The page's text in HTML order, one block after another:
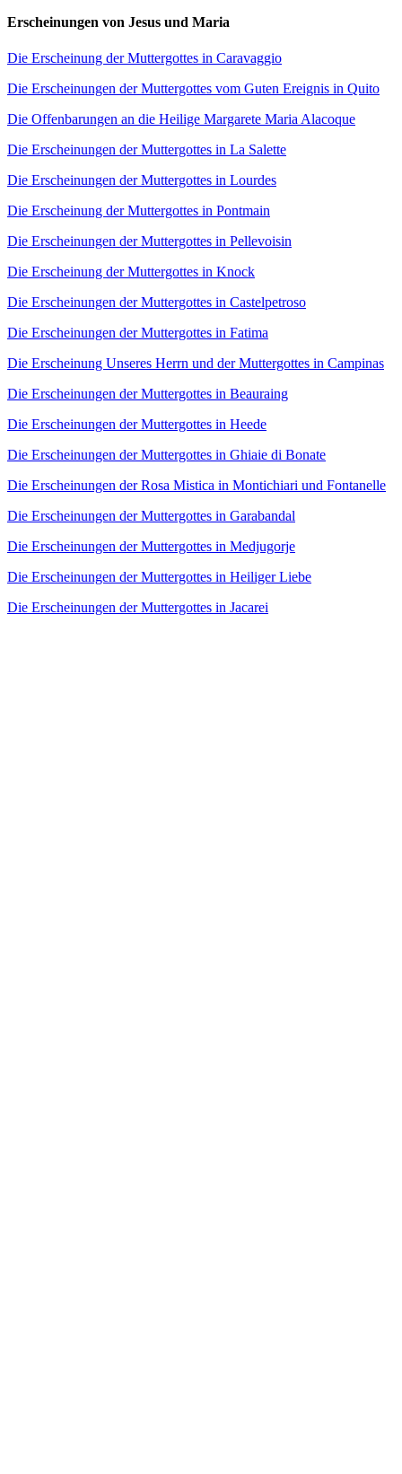
Erscheinungen von Jesus und Maria
Die Erscheinung der Muttergottes in Caravaggio
Die Erscheinungen der Muttergottes vom Guten Ereignis in Quito
Die Offenbarungen an die Heilige Margarete Maria Alacoque
Die Erscheinungen der Muttergottes in La Salette
Die Erscheinungen der Muttergottes in Lourdes
Die Erscheinung der Muttergottes in Pontmain
Die Erscheinungen der Muttergottes in Pellevoisin
Die Erscheinung der Muttergottes in Knock
Die Erscheinungen der Muttergottes in Castelpetroso
Die Erscheinungen der Muttergottes in Fatima
Die Erscheinung Unseres Herrn und der Muttergottes in Campinas
Die Erscheinungen der Muttergottes in Beauraing
Die Erscheinungen der Muttergottes in Heede
Die Erscheinungen der Muttergottes in Ghiaie di Bonate
Die Erscheinungen der Rosa Mistica in Montichiari und Fontanelle
Die Erscheinungen der Muttergottes in Garabandal
Die Erscheinungen der Muttergottes in Medjugorje
Die Erscheinungen der Muttergottes in Heiliger Liebe
Die Erscheinungen der Muttergottes in Jacarei